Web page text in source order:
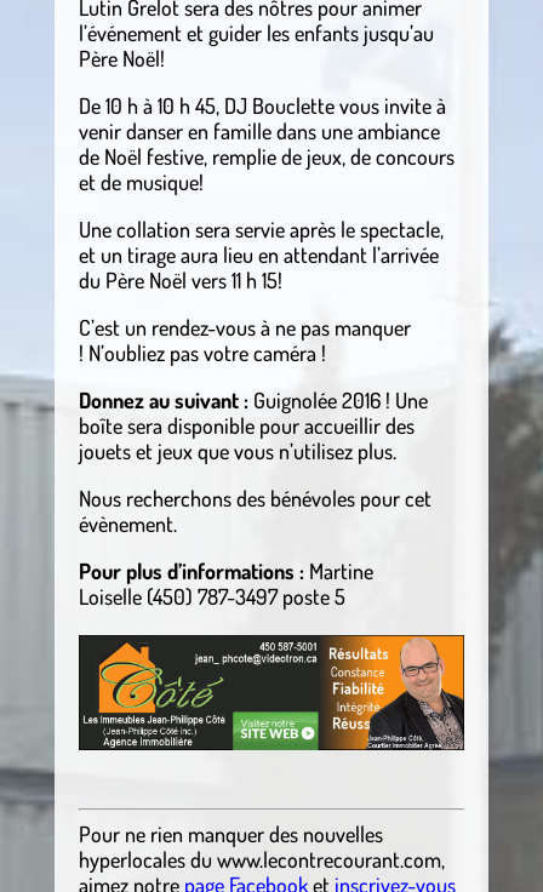
Lutin Grelot sera des nôtres pour animer
l’événement et guider les enfants jusqu’au
Père Noël!
De 10 h à 10 h 45, DJ Bouclette vous invite à
venir danser en famille dans une ambiance
de Noël festive, remplie de jeux, de concours
et de musique!
Une collation sera servie après le spectacle,
et un tirage aura lieu en attendant l’arrivée
du Père Noël vers 11 h 15!
C’est un rendez-vous à ne pas manquer
! N’oubliez pas votre caméra !
Donnez au suivant :Guignolée 2016 ! Une
boîte sera disponible pour accueillir des
jouets et jeux que vous n’utilisez plus.
Nous recherchons des bénévoles pour cet
évènement.
Pour plus d’informations :Martine
Loiselle (450) 787-3497 poste 5
Pour ne rien manquer des nouvelles
hyperlocales du www.lecontrecourant.com,
aimez notre page Facebooket inscrivez-vous